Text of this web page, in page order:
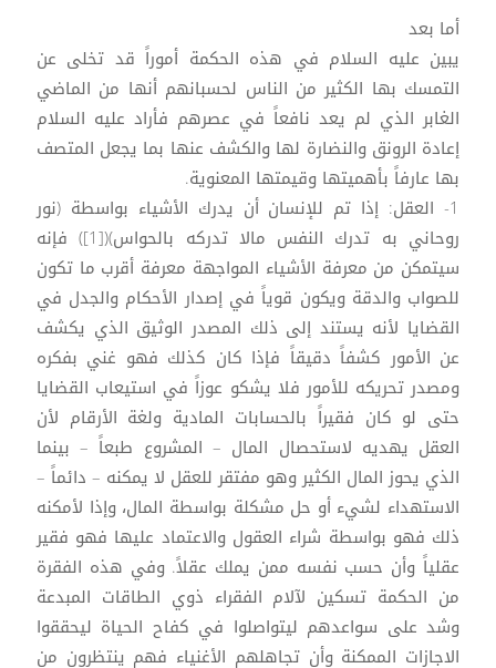
أما بعد
يبين عليه السلام في هذه الحكمة أموراً قد تخلى عن
التمسك بها الكثير من الناس لحسبانهم أنها من الماضي
الغابر الذي لم يعد نافعاً في عصرهم فأراد عليه السلام
إعادة الرونق والنضارة لها والكشف عنها بما يجعل المتصف
بها عارفاً بأهميتها وقيمتها المعنوية.
1- العقل: إذا تم للإنسان أن يدرك الأشياء بواسطة (نور
روحاني به تدرك النفس مالا تدركه بالحواس)([1]) فإنه
سيتمكن من معرفة الأشياء المواجهة معرفة أقرب ما تكون
للصواب والدقة ويكون قوياً في إصدار الأحكام والجدل في
القضايا لأنه يستند إلى ذلك المصدر الوثيق الذي يكشف
عن الأمور كشفاً دقيقاً فإذا كان كذلك فهو غني بفكره
ومصدر تحريكه للأمور فلا يشكو عوزاً في استيعاب القضايا
حتى لو كان فقيراً بالحسابات المادية ولغة الأرقام لأن
العقل يهديه لاستحصال المال – المشروع طبعاً – بينما
الذي يحوز المال الكثير وهو مفتقر للعقل لا يمكنه – دائماً –
الاستهداء لشيء أو حل مشكلة بواسطة المال، وإذا لأمكنه
ذلك فهو بواسطة شراء العقول والاعتماد عليها فهو فقير
عقلياً وأن حسب نفسه ممن يملك عقلاً. وفي هذه الفقرة
من الحكمة تسكين لآلام الفقراء ذوي الطاقات المبدعة
وشد على سواعدهم ليتواصلوا في كفاح الحياة ليحققوا
الاجازات الممكنة وأن تجاهلهم الأغنياء فهم ينتظرون من